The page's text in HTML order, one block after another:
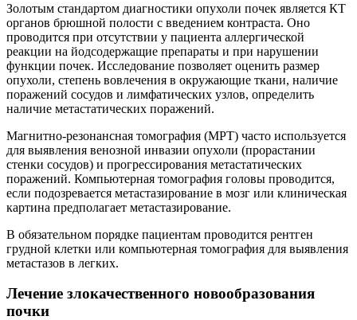
Золотым стандартом диагностики опухоли почек является КТ
органов брюшной полости с введением контраста. Оно
проводится при отсутствии у пациента аллергической
реакции на йодсодержащие препараты и при нарушении
функции почек. Исследование позволяет оценить размер
опухоли, степень вовлечения в окружающие ткани, наличие
поражений сосудов и лимфатических узлов, определить
наличие метастатических поражений.
Магнитно-резонансная томография (МРТ) часто используется
для выявления венозной инвазии опухоли (прорастании
стенки сосудов) и прогрессирования метастатических
поражений. Компьютерная томография головы проводится,
если подозревается метастазирование в мозг или клиническая
картина предполагает метастазирование.
В обязательном порядке пациентам проводится рентген
грудной клетки или компьютерная томография для выявления
метастазов в легких.
Лечение злокачественного новообразования
почки